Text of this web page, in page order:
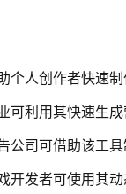
个人创作者快速
可利用其快速生
公司可借助该工
开发者可使用其